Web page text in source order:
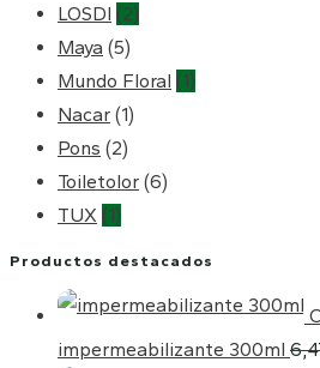
LOSDI (2)
Maya (5)
Mundo Floral (1)
Nacar (1)
Pons (2)
Toiletolor (6)
TUX (1)
Productos destacados
impermeabilizante 300ml